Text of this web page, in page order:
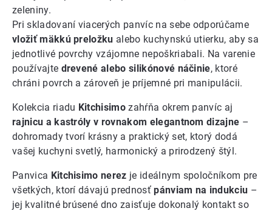
zeleniny.
Pri skladovaní viacerých panvíc na sebe odporúčame
vložiť mäkkú preložku alebo kuchynskú utierku, aby sa
jednotlivé povrchy vzájomne nepoškriabali. Na varenie
používajte drevené alebo silikónové náčinie, ktoré
chráni povrch a zároveň je príjemné pri manipulácii.
Kolekcia riadu Kitchisimo zahŕňa okrem panvíc aj
rajnicu a kastróly v rovnakom elegantnom dizajne –
dohromady tvorí krásny a praktický set, ktorý dodá
vašej kuchyni svetlý, harmonický a prirodzený štýl.
Panvica Kitchisimo nerez je ideálnym spoločníkom pre
všetkých, ktorí dávajú prednosťpánviam na indukciu –
jej kvalitné brúsené dno zaisťuje dokonalý kontakt so